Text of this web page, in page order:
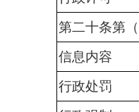
第二十条第
信息内容
行政处罚